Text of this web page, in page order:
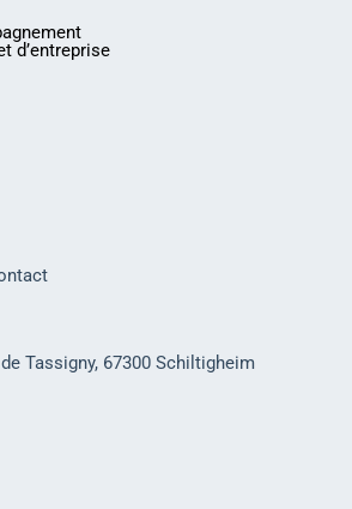
d’entreprise
de Tassigny, 67300 Schiltigheim